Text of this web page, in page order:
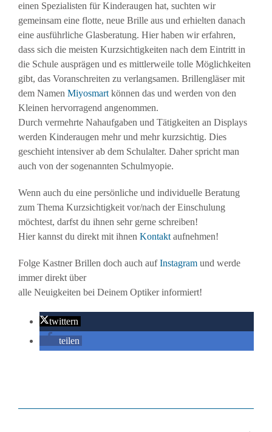
einen Spezialisten für Kinderaugen hat, suchten wir
gemeinsam eine flotte, neue Brille aus und erhielten danach
eine ausführliche Glasberatung. Hier haben wir erfahren,
dass sich die meisten Kurzsichtigkeiten nach dem Eintritt in
die Schule ausprägen und es mittlerweile tolle Möglichkeiten
gibt, das Voranschreiten zu verlangsamen. Brillengläser mit
dem Namen Miyosmart können das und werden von den
Kleinen hervorragend angenommen.
Durch vermehrte Nahaufgaben und Tätigkeiten an Displays
werden Kinderaugen mehr und mehr kurzsichtig. Dies
geschieht intensiver ab dem Schulalter. Daher spricht man
auch von der sogenannten Schulmyopie.
Wenn auch du eine persönliche und individuelle Beratung
zum Thema Kurzsichtigkeit vor/nach der Einschulung
möchtest, darfst du ihnen sehr gerne schreiben!
Hier kannst du direkt mit ihnen Kontakt aufnehmen!
Folge Kastner Brillen doch auch aufInstagram und werde
immer direkt über
alle Neuigkeiten bei Deinem Optiker informiert!
twittern
teilen